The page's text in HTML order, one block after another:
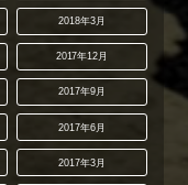
2018年3月
2017年12月
2017年9月
2017年6月
2017年3月